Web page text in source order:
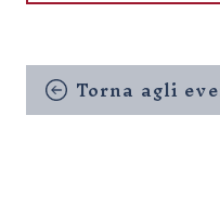
Torna agli